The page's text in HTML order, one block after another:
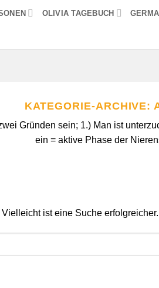
OLIVIA TAGEBUCH
KATEGORIE-ARCHIVE:
Gründen sein; 1.) Man ist
ein = aktive Phase der
ist eine Suche erfolgreicher.